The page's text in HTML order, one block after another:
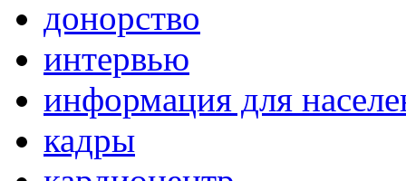
донорство
интервью
информация для
кадры